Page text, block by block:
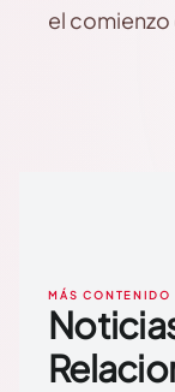
el comienzo
MÁS CONTENIDO